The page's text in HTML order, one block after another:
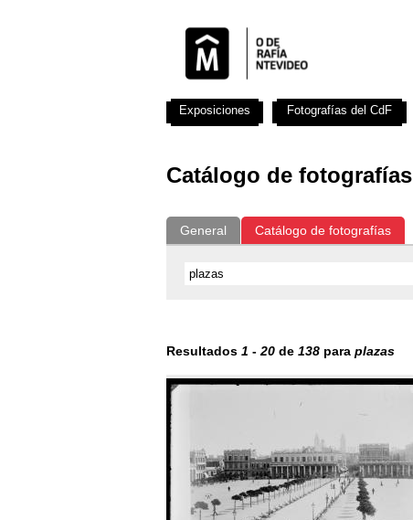
Catálogo de fotografías
General Catálogo de fotografías
Resultados 1 - 20 de 138 para plazas
Exposiciones Fotografías del CdF